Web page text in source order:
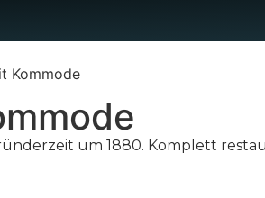
Kommode
um 1880. Komplett